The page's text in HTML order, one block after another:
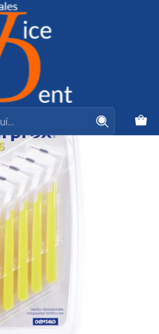
INTERPROX PLUS MINI